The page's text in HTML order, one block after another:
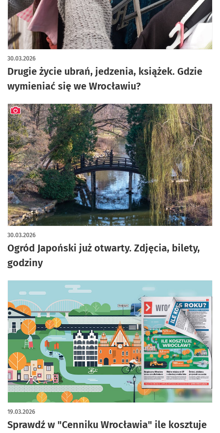
Drugie życie ubrań, jedzenia, książek. Gdzie
wymieniać się we Wrocławiu?
30.03.2026
Ogród Japoński już otwarty. Zdjęcia, bilety,
godziny
30.03.2026
artykuł z galerią zdjęć
Sprawdź w "Cenniku Wrocławia" ile kosztuje
19.03.2026